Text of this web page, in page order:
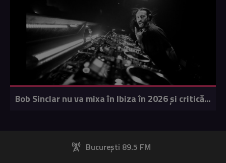
Bob Sinclar nu va mixa în Ibiza în 2026 și critică...
București 89.5 FM